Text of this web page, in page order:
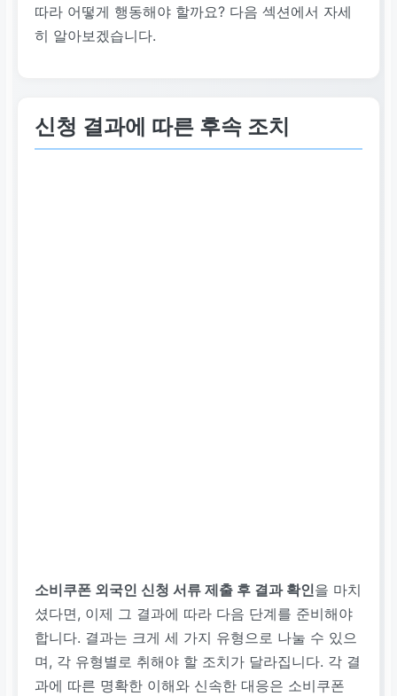
따라 어떻게 행동해야 할까요? 다음 섹션에서 자세
히 알아보겠습니다.
신청 결과에 따른 후속 조치
소비쿠폰 외국인 신청 서류 제출 후 결과 확인을 마치
셨다면, 이제 그 결과에 따라 다음 단계를 준비해야
합니다. 결과는 크게 세 가지 유형으로 나눌 수 있으
며, 각 유형별로 취해야 할 조치가 달라집니다. 각 결
과에 따른 명확한 이해와 신속한 대응은 소비쿠폰